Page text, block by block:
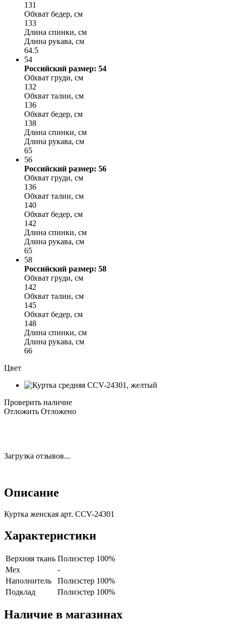
131
Обхват бедер, см
133
Длина спинки, см
Длина рукава, см
64.5
54
Российский размер: 54
Обхват груди, см
132
Обхват талии, см
136
Обхват бедер, см
138
Длина спинки, см
Длина рукава, см
65
56
Российский размер: 56
Обхват груди, см
136
Обхват талии, см
140
Обхват бедер, см
142
Длина спинки, см
Длина рукава, см
65
58
Российский размер: 58
Обхват груди, см
142
Обхват талии, см
145
Обхват бедер, см
148
Длина спинки, см
Длина рукава, см
66
Цвет
Проверить наличие
Отложить Отложено
Загрузка отзывов...
Описание
Куртка женская арт. CCV-24301
Характеристики
Верхняя ткань Полиэстер 100%
Мех
-
Наполнитель
Полиэстер 100%
Подклад
Полиэстер 100%
Наличие в магазинах